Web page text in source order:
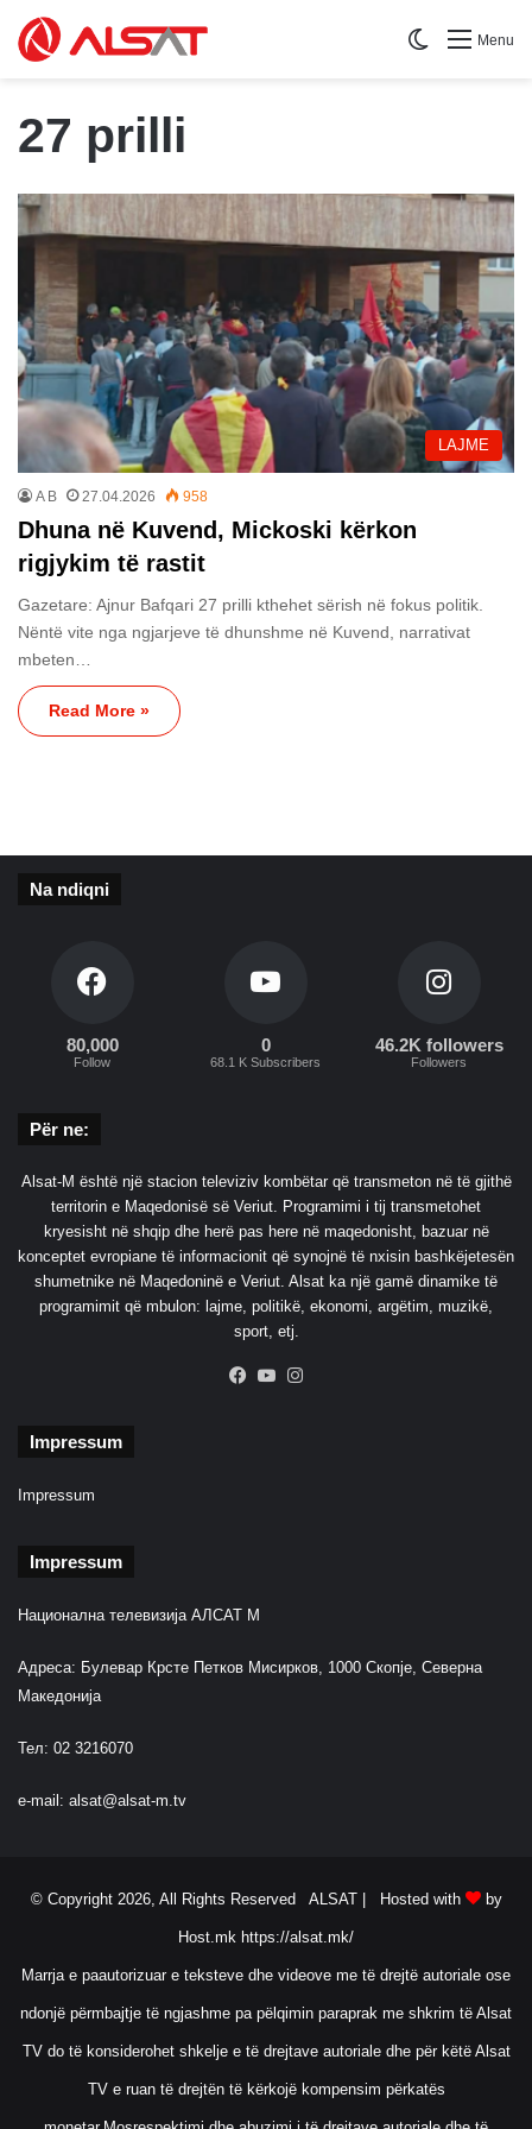
Menu
Switch skin
27 prilli
LAJME
A B 27.04.2026 958
Dhuna në Kuvend, Mickoski kërkon
rigjykim të rastit
Gazetare: Ajnur Bafqari 27 prilli kthehet sërish në fokus politik.
Nëntë vite nga ngjarjeve të dhunshme në Kuvend, narrativat
mbeten…
Read More »
Na ndiqni
80,000
Follow
0
68.1 K Subscribers
46.2K followers
Followers
Për ne:
Alsat-M është një stacion televiziv kombëtar që transmeton në të gjithë
territorin e Maqedonisë së Veriut. Programimi i tij transmetohet
kryesisht në shqip dhe herë pas here në maqedonisht, bazuar në
konceptet evropiane të informacionit që synojnë të nxisin bashkëjetesën
shumetnike në Maqedoninë e Veriut. Alsat ka një gamë dinamike të
programimit që mbulon: lajme, politikë, ekonomi, argëtim, muzikë,
sport, etj.
Facebook
YouTube
Impressum
Impressum
Impressum
Национална телевизија АЛСАТ М
Адреса: Булевар Крсте Петков Мисирков, 1000 Скопје, Северна
Македонија
Тел: 02 3216070
e-mail: alsat@alsat-m.tv
© Copyright 2026, All Rights Reserved ALSAT | Hosted with by
Host.mk https://alsat.mk/
Marrja e paautorizuar e teksteve dhe videove me të drejtë autoriale ose
ndonjë përmbajtje të ngjashme pa pëlqimin paraprak me shkrim të Alsat
TV do të konsiderohet shkelje e të drejtave autoriale dhe për këtë Alsat
TV e ruan të drejtën të kërkojë kompensim përkatës